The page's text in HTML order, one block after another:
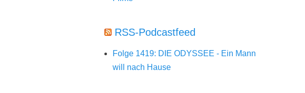
RSS-Podcastfeed
Folge 1419: DIE ODYSSEE - Ein Mann
will nach Hause